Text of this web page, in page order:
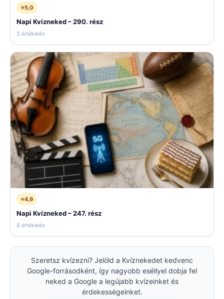
⭐5,0
Napi Kvízneked – 290. rész
3 értékelés
⭐4,9
Napi Kvízneked – 247. rész
8 értékelés
Szeretsz kvízezni? Jelöld a Kvíznekedet kedvenc
Google-forrásodként, így nagyobb eséllyel dobja fel
neked a Google a legújabb kvízeinket és
érdekességeinket.